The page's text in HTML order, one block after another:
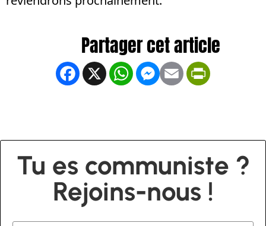
Facebook
X WhatsApp
Messenger
Email
Tu es communiste ?
Rejoins-nous !